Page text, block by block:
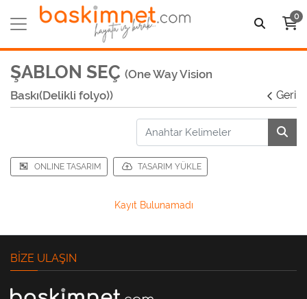
0
ŞABLON SEÇ (One Way Vision
Baskı(Delikli folyo))
Geri
ONLINE TASARIM TASARIM YÜKLE
Kayıt Bulunamadı
BIZE ULAŞIN